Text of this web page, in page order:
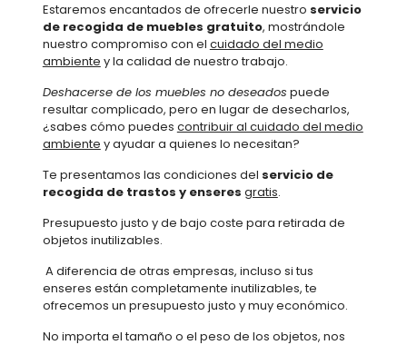
Estaremos encantados de ofrecerle nuestro servicio
de recogida de muebles gratuito, mostrándole
nuestro compromiso con el cuidado del medio
ambiente y la calidad de nuestro trabajo.
Deshacerse de los muebles no deseados puede
resultar complicado, pero en lugar de desecharlos,
¿sabes cómo puedes contribuir al cuidado del medio
ambiente y ayudar a quienes lo necesitan?
Te presentamos las condiciones del servicio de
recogida de trastos y enseres gratis.
Presupuesto justo y de bajo coste para retirada de
objetos inutilizables.
A diferencia de otras empresas, incluso si tus
enseres están completamente inutilizables, te
ofrecemos un presupuesto justo y muy económico.
No importa el tamaño o el peso de los objetos, nos